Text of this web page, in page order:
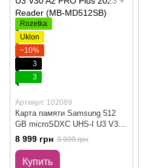
Rozetka
Uklon
−10%
3
3
Артикул: 102089
Карта памяти Samsung 512
GB microSDXC UHS-I U3 V30
A2 PRO Plus 2023 + Reader
(MB-MD512SB)
8 999 грн 9 999 грн
Купить